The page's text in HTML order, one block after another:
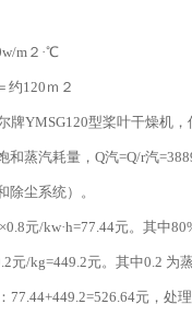
m２·℃
约120ｍ２
YMSG120型桨叶干燥机，
和蒸汽耗量，Q汽=Q/r汽
除尘系统）。
元/kw·h=77.44元。其中
元/kg=449.2元。其中0.2 为蒸
元，处